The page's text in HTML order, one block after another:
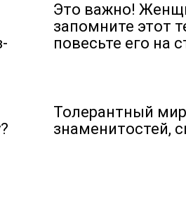
Это важно!
запомните этот
повесьте его на
Толерантный
знаменитостей,